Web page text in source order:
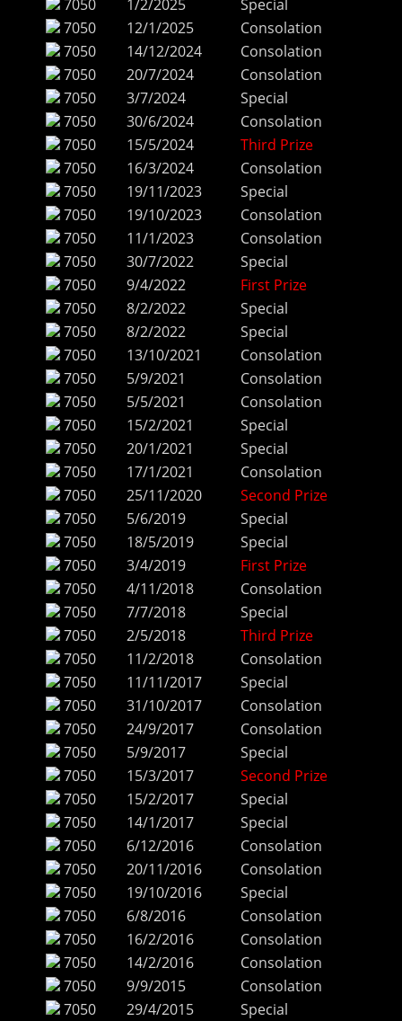
7050 1/2/2025
Special
7050
12/1/2025
Consolation
7050
14/12/2024
Consolation
7050
20/7/2024
Consolation
7050
3/7/2024
Special
7050
30/6/2024
Consolation
7050
15/5/2024
Third Prize
7050
16/3/2024
Consolation
7050
19/11/2023
Special
7050
19/10/2023
Consolation
7050
11/1/2023
Consolation
7050
30/7/2022
Special
7050
9/4/2022
First Prize
7050
8/2/2022
Special
7050
8/2/2022
Special
7050
13/10/2021
Consolation
7050
5/9/2021
Consolation
7050
5/5/2021
Consolation
7050
15/2/2021
Special
7050
20/1/2021
Special
7050
17/1/2021
Consolation
7050
25/11/2020
Second Prize
7050
5/6/2019
Special
7050
18/5/2019
Special
7050
3/4/2019
First Prize
7050
4/11/2018
Consolation
7050
7/7/2018
Special
7050
2/5/2018
Third Prize
7050
11/2/2018
Consolation
7050
11/11/2017
Special
7050
31/10/2017
Consolation
7050
24/9/2017
Consolation
7050
5/9/2017
Special
7050
15/3/2017
Second Prize
7050
15/2/2017
Special
7050
14/1/2017
Special
7050
6/12/2016
Consolation
7050
20/11/2016
Consolation
7050
19/10/2016
Special
7050
6/8/2016
Consolation
7050
16/2/2016
Consolation
7050
14/2/2016
Consolation
7050
9/9/2015
Consolation
7050
29/4/2015
Special